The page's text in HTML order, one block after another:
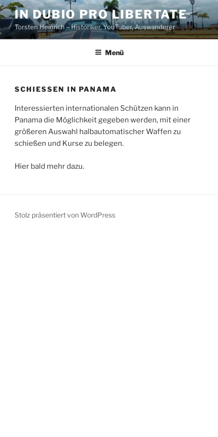
Zum
Inhalt
springen
IN DUBIO PRO LIBERTATE
Torsten Heinrich – Historiker, YouTuber, Auswanderer
Menü
SCHIESSEN IN PANAMA
Interessierten internationalen Schützen kann in
Panama die Möglichkeit gegeben werden, mit einer
größeren Auswahl halbautomatischer Waffen zu
schießen und Kurse zu belegen.
Hier bald mehr dazu.
Stolz präsentiert von WordPress